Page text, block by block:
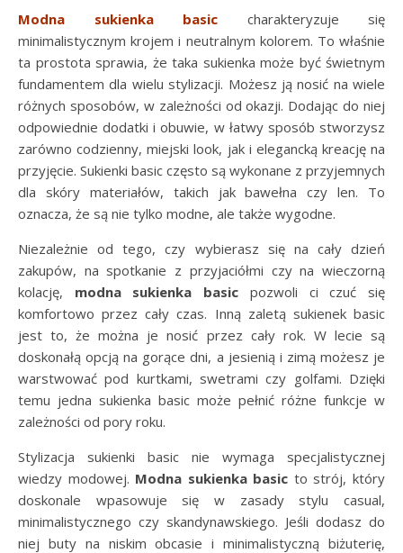
Modna sukienka basic charakteryzuje się
minimalistycznym krojem i neutralnym kolorem. To właśnie
ta prostota sprawia, że taka sukienka może być świetnym
fundamentem dla wielu stylizacji. Możesz ją nosić na wiele
różnych sposobów, w zależności od okazji. Dodając do niej
odpowiednie dodatki i obuwie, w łatwy sposób stworzysz
zarówno codzienny, miejski look, jak i elegancką kreację na
przyjęcie. Sukienki basic często są wykonane z przyjemnych
dla skóry materiałów, takich jak bawełna czy len. To
oznacza, że są nie tylko modne, ale także wygodne.
Niezależnie od tego, czy wybierasz się na cały dzień
zakupów, na spotkanie z przyjaciółmi czy na wieczorną
kolację, modna sukienka basic pozwoli ci czuć się
komfortowo przez cały czas. Inną zaletą sukienek basic
jest to, że można je nosić przez cały rok. W lecie są
doskonałą opcją na gorące dni, a jesienią i zimą możesz je
warstwować pod kurtkami, swetrami czy golfami. Dzięki
temu jedna sukienka basic może pełnić różne funkcje w
zależności od pory roku.
Stylizacja sukienki basic nie wymaga specjalistycznej
wiedzy modowej. Modna sukienka basic to strój, który
doskonale wpasowuje się w zasady stylu casual,
minimalistycznego czy skandynawskiego. Jeśli dodasz do
niej buty na niskim obcasie i minimalistyczną biżuterię,